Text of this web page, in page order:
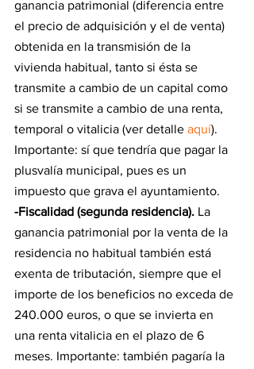
ganancia patrimonial (diferencia entre
el precio de adquisición y el de venta)
obtenida en la transmisión de la
vivienda habitual, tanto si ésta se
transmite a cambio de un capital como
si se transmite a cambio de una renta,
temporal o vitalicia (ver detalle aquí).
Importante: sí que tendría que pagar la
plusvalía municipal, pues es un
impuesto que grava el ayuntamiento.
-Fiscalidad (segunda residencia). La
ganancia patrimonial por la venta de la
residencia no habitual también está
exenta de tributación, siempre que el
importe de los beneficios no exceda de
240.000 euros, o que se invierta en
una renta vitalicia en el plazo de 6
meses. Importante: también pagaría la